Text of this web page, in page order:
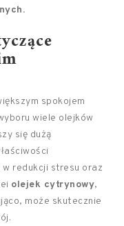
spokojem
wiele olejków
się dużą
redukcji stresu oraz
olejek cytrynowy,
może skutecznie